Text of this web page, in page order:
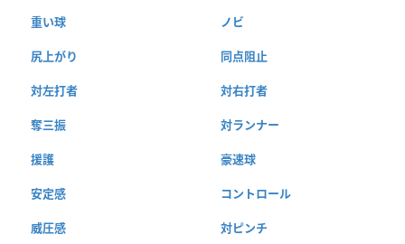
重い球 ノビ
尻上がり 同点阻止
対左打者 対右打者
奪三振 対ランナー
援護 豪速球
安定感 コントロール
威圧感 対ピンチ